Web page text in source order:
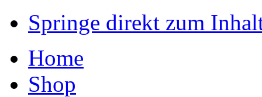
Springe direkt zum
Home
Shop